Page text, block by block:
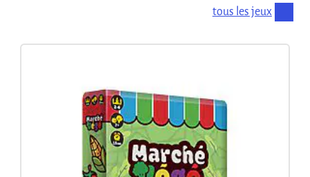
tous les jeux